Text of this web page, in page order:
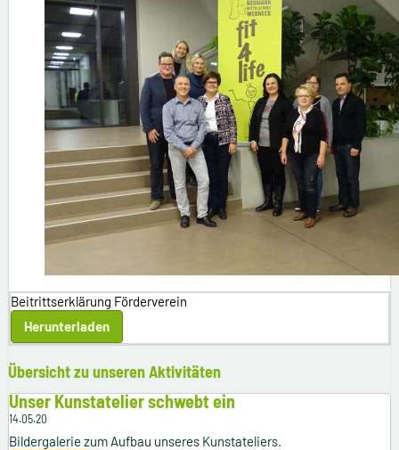
Beitrittserklärung Förderverein
Herunterladen
Übersicht zu unseren Aktivitäten
Unser Kunstatelier schwebt ein
14.05.20
Bildergalerie zum Aufbau unseres Kunstateliers.